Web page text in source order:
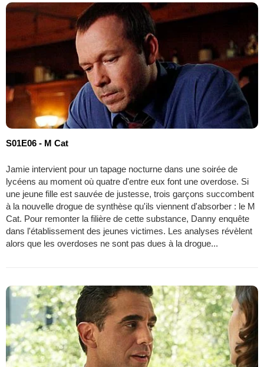
S01E06 - M Cat
Jamie intervient pour un tapage nocturne dans une soirée de
lycéens au moment où quatre d'entre eux font une overdose. Si
une jeune fille est sauvée de justesse, trois garçons succombent
à la nouvelle drogue de synthèse qu'ils viennent d'absorber : le M
Cat. Pour remonter la filière de cette substance, Danny enquête
dans l'établissement des jeunes victimes. Les analyses révèlent
alors que les overdoses ne sont pas dues à la drogue...